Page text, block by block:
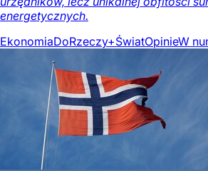
energetycznych.
EkonomiaDoRzeczy+ŚwiatOpinieW